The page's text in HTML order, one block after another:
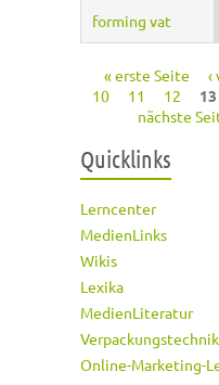
forming vat
Seiten
« erste Seite
10
11 12 13
nächste
Quicklinks
Lerncenter
MedienLinks
Wikis
Lexika
MedienLiteratur
Online-Marketing-